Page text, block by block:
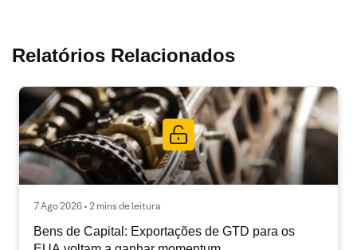
Relatórios Relacionados
7 Ago 2026 • 2 mins de leitura
Bens de Capital: Exportações de GTD para os